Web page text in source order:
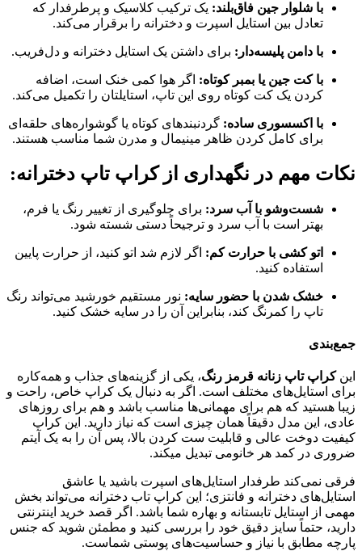
با شلوار جین فاق‌بلند: یک ترکیب کلاسیک و پرطرفدار که
تعادل بین استایل اسپرت و دخترانه را برقرار می‌کند.
با دامن پلیسه‌دار: برای داشتن یک استایل دخترانه و دل‌فریب.
با کت جین یا بمبر کوتاه: اگر هوا کمی خنک است، اضافه
کردن یک کت کوتاه روی این تاپ، استایلتان را تکمیل می‌کند.
با اکسسوری ساده: گردنبندهای کوتاه یا گوشواره‌های حلقه‌ای
برای کامل کردن ظاهر مینیمال و مدرن شما مناسب هستند.
نکات مهم در نگهداری از کراپ تاپ دخترانه:
شست‌وشو با آب سرد: برای جلوگیری از تغییر رنگ یا فرم،
بهتر است با آب سرد و ترجیحاً دستی شسته شود.
اتو کشی با حرارت کم: اگر لازم شد اتو کنید، از حرارت پایین
استفاده کنید.
خشک شدن با حضور سایه: نور مستقیم خورشید می‌تواند رنگ
تاپ را کمرنگ کند، بنابراین آن را در سایه خشک کنید.
جمع‌بندی
اینکراپ تاپ زنانه قرمز رنگ، یکی از گزینه‌های جذاب و همه‌کاره
برای استایل‌های مختلف است. اگر به دنبال یک کراپ خاص، راحت و
زیبا هستید که هم برای مهمانی‌ها مناسب باشد و هم برای روزهای
عادی، این مدل دقیقاً همان چیزی است که نیاز دارید. این کراپ
کیفیت دوخت عالی و قابلیت ست کردن بالا، پس آن را به یک آیتم
ضروری در کمد هر خانومی تبدیل میکند.
فرقی نمی‌کند طرفدار استایل‌های اسپرت باشید یا عاشق
استایل‌های دخترانه و فانتزی؛ این کراپ تاب دخترانه می‌تواند بخش
مهمی از استایل تابستانه و بهاره شما باشد. اگر قصد خرید اینترنتی
دارید، حتماً سایز دقیق خود را بررسی کنید و مطمئن شوید که جنس
پارچه مطابق با نیاز و حساسیت‌های پوستی شماست.